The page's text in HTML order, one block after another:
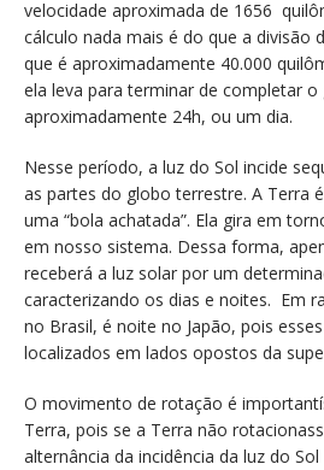
velocidade aproximada de 1656
cálculo nada mais é do que a divisão
que é aproximadamente 40.000
ela leva para terminar de completar o
aproximadamente 24h, ou um dia.
Nesse período, a luz do Sol incide
as partes do globo terrestre. A Terra
uma “bola achatada”. Ela gira em
em nosso sistema. Dessa forma,
receberá a luz solar por um
caracterizando os dias e noites. Em
no Brasil, é noite no Japão, pois
localizados em lados opostos da
O movimento de rotação é
Terra, pois se a Terra não
alternância da incidência da luz do